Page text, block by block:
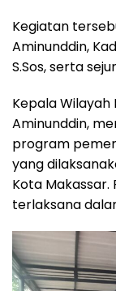
k
p
Kegiatan
Aminunddin,
S.Sos, serta
Kepala
Aminunddin,
program
yang
Kota
terlaksana